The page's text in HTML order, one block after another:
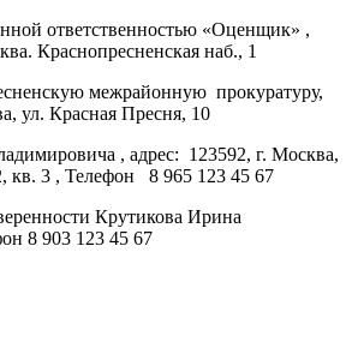
ответственностью «Оценщик» ,
Краснопресненская наб., 1
межрайонную прокуратуру,
ул. Красная Пресня, 10
, адрес: 123592, г. Москва,
кв. 3 , Телефон 8 965 123 45 67
Крутикова Ирина
8 903 123 45 67